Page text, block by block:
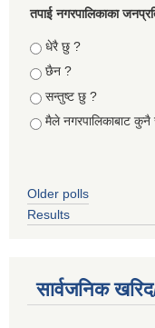
तपा‌ई नगरपालिकाका
Choices
धेरै छु ?
छैन ?
सन्तुष्ट छु ?
मैले नगरपालिकाबाट
Older polls
Results
सार्वजनिक